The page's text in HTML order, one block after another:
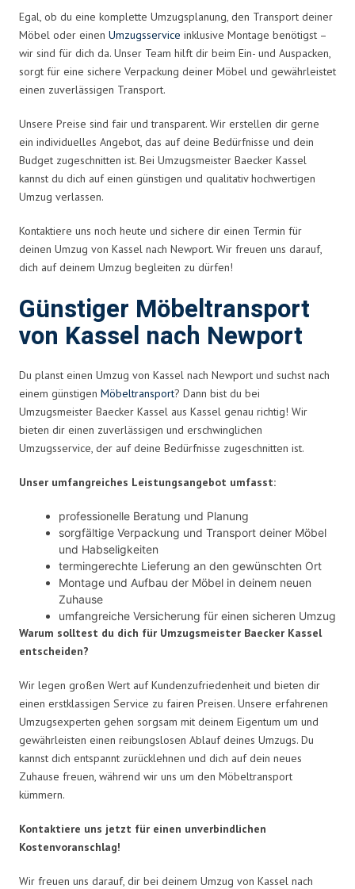
Egal, ob du eine komplette Umzugsplanung, den Transport deiner
Möbel oder einen Umzugsservice inklusive Montage benötigst –
wir sind für dich da. Unser Team hilft dir beim Ein- und Auspacken,
sorgt für eine sichere Verpackung deiner Möbel und gewährleistet
einen zuverlässigen Transport.
Unsere Preise sind fair und transparent. Wir erstellen dir gerne
ein individuelles Angebot, das auf deine Bedürfnisse und dein
Budget zugeschnitten ist. Bei Umzugsmeister Baecker Kassel
kannst du dich auf einen günstigen und qualitativ hochwertigen
Umzug verlassen.
Kontaktiere uns noch heute und sichere dir einen Termin für
deinen Umzug von Kassel nach Newport. Wir freuen uns darauf,
dich auf deinem Umzug begleiten zu dürfen!
Günstiger Möbeltransport
von Kassel nach Newport
Du planst einen Umzug von Kassel nach Newport und suchst nach
einem günstigen Möbeltransport? Dann bist du bei
Umzugsmeister Baecker Kassel aus Kassel genau richtig! Wir
bieten dir einen zuverlässigen und erschwinglichen
Umzugsservice, der auf deine Bedürfnisse zugeschnitten ist.
Unser umfangreiches Leistungsangebot umfasst:
professionelle Beratung und Planung
sorgfältige Verpackung und Transport deiner Möbel
und Habseligkeiten
termingerechte Lieferung an den gewünschten Ort
Montage und Aufbau der Möbel in deinem neuen
Zuhause
umfangreiche Versicherung für einen sicheren Umzug
Warum solltest du dich für Umzugsmeister Baecker Kassel
entscheiden?
Wir legen großen Wert auf Kundenzufriedenheit und bieten dir
einen erstklassigen Service zu fairen Preisen. Unsere erfahrenen
Umzugsexperten gehen sorgsam mit deinem Eigentum um und
gewährleisten einen reibungslosen Ablauf deines Umzugs. Du
kannst dich entspannt zurücklehnen und dich auf dein neues
Zuhause freuen, während wir uns um den Möbeltransport
kümmern.
Kontaktiere uns jetzt für einen unverbindlichen
Kostenvoranschlag!
Wir freuen uns darauf, dir bei deinem Umzug von Kassel nach